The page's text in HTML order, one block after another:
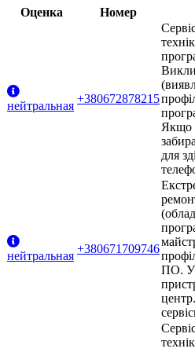
Оценка Номер
нейтральная
+380672878215
Якщо
для
нейтральная
+380671709746
ПО. У